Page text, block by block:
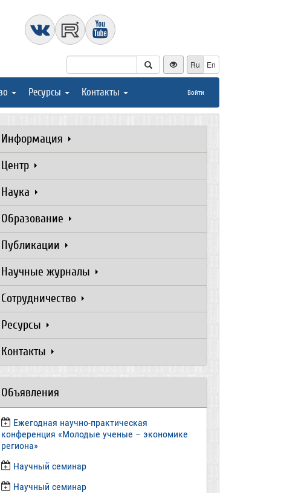
Ru En
Ресурсы Контакты Войти
Информация
Центр
Наука
Образование
Публикации
Научные журналы
Сотрудничество
Ресурсы
Контакты
Объявления
Ежегодная научно-практическая
конференция «Молодые ученые – экономике
региона»
​Научный семинар
​Научный семинар